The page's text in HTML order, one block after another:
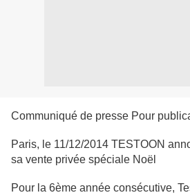
Communiqué de presse Pour
Paris, le 11/12/2014 TESTOON
sa vente privée spéciale Noël
Pour la 6ème année consécutive,